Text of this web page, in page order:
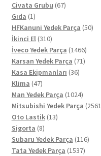
Civata Grubu 6767
Gıda 11
ürün
HFKanuni Yedek Parça 5050
İkinci El 310310
ürün
İveco Yedek Parça 14661466
ürün
Karsan Yedek Parça 7171
Kasa Ekipmanları 3636
Klima 4747
ürün
Man Yedek Parça 10241024
ürün
Mitsubishi Yedek Parça 2561
Oto Lastik 1313
Sigorta 88
ürün
Subaru Yedek Parça 116116
Tata Yedek Parça 15371537